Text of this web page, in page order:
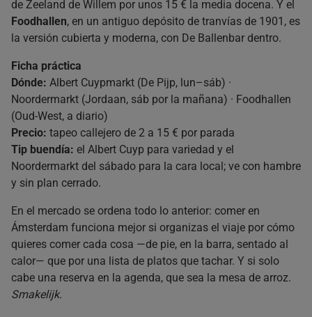
de Zeeland de Willem por unos 15 € la media docena. Y el
Foodhallen, en un antiguo depósito de tranvías de 1901, es
la versión cubierta y moderna, con De Ballenbar dentro.
Ficha práctica
Dónde: Albert Cuypmarkt (De Pijp, lun–sáb) ·
Noordermarkt (Jordaan, sáb por la mañana) · Foodhallen
(Oud-West, a diario)
Precio: tapeo callejero de 2 a 15 € por parada
Tip buendía: el Albert Cuyp para variedad y el
Noordermarkt del sábado para la cara local; ve con hambre
y sin plan cerrado.
En el mercado se ordena todo lo anterior: comer en
Ámsterdam funciona mejor si organizas el viaje por cómo
quieres comer cada cosa —de pie, en la barra, sentado al
calor— que por una lista de platos que tachar. Y si solo
cabe una reserva en la agenda, que sea la mesa de arroz.
Smakelijk.